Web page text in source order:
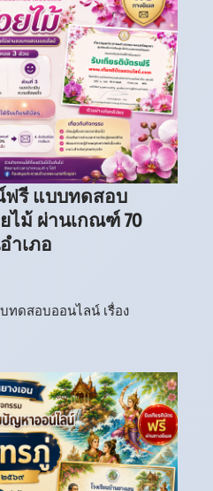
ฟรี แบบทดสอบ
ไม้ ผ่านเกณฑ์ 70
ำเภอ
ทดสอบออนไลน์ เรื่อง